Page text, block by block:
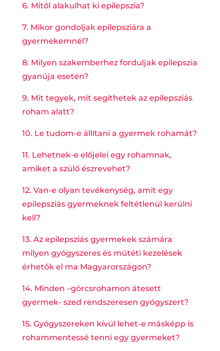
6. Mitől alakulhat ki epilepszia?
7. Mikor gondoljak epilepsziára a
gyermekemnél?
8. Milyen szakemberhez forduljak epilepszia
gyanúja esetén?
9. Mit tegyek, mit segíthetek az epilepsziás
roham alatt?
10. Le tudom-e állítani a gyermek rohamát?
11. Lehetnek-e előjelei egy rohamnak,
amiket a szülő észrevehet?
12. Van-e olyan tevékenység, amit egy
epilepsziás gyermeknek feltétlenül kerülni
kell?
13. Az epilepsziás gyermekek számára
milyen gyógyszeres és műtéti kezelések
érhetők el ma Magyarországon?
14. Minden –görcsrohamon átesett
gyermek- szed rendszeresen gyógyszert?
15. Gyógyszereken kívül lehet-e másképp is
rohammentessé tenni egy gyermeket?